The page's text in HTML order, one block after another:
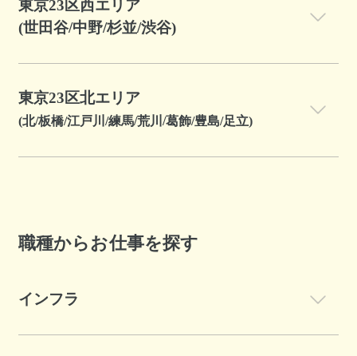
東京23区西エリア
(世田谷/中野/杉並/渋谷)
東京23区北エリア
(北/板橋/江戸川/練馬/荒川/葛飾/豊島/足立)
職種からお仕事を探す
インフラ